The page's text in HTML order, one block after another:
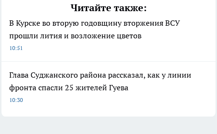
Читайте также:
В Курске во вторую годовщину вторжения ВСУ
прошли лития и возложение цветов
10:51
Глава Суджанского района рассказал, как у линии
фронта спасли 25 жителей Гуева
10:30